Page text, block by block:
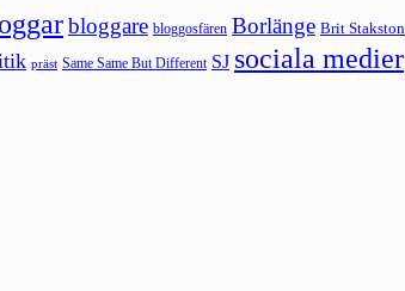
bloggare bloggosfären Borlänge Brit Stakston
präst Same Same But Different SJ sociala medier